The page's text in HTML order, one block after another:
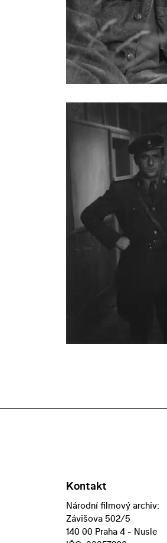
Kontakt
Národní filmový archiv:
Závišova 502/5
140 00 Praha 4 - Nusle